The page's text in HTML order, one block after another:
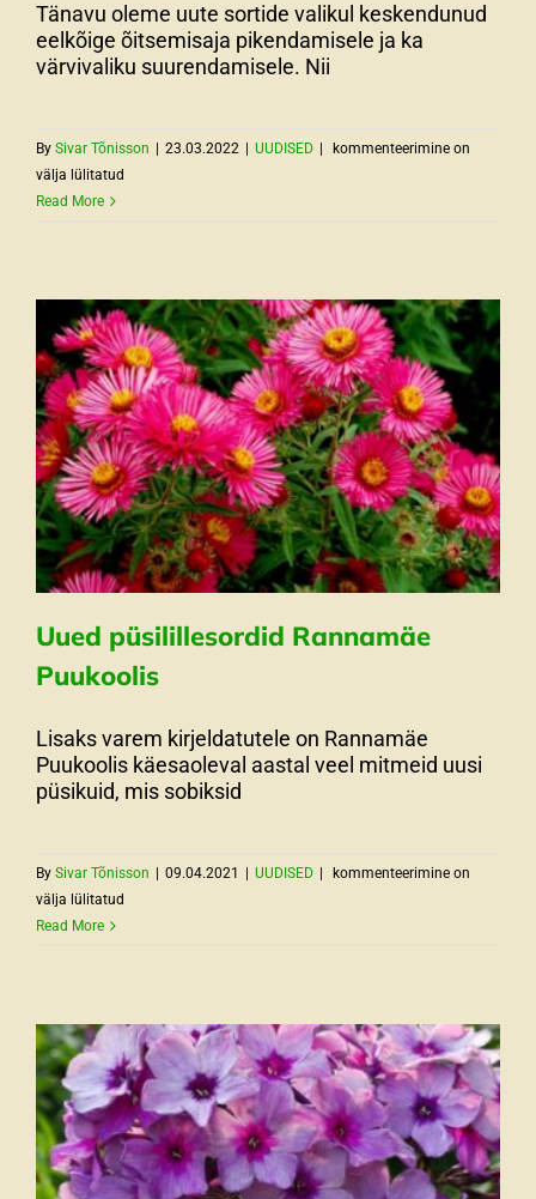
Tänavu oleme uute sortide valikul keskendunud
eelkõige õitsemisaja pikendamisele ja ka
värvivaliku suurendamisele. Nii
By Sivar Tõnisson 23.03.2022 UUDISED
Uued
kommenteerimine on
välja lülitatud
Read More
Uued püsilillesordid Rannamäe
Puukoolis
Lisaks varem kirjeldatutele on Rannamäe
Puukoolis käesaoleval aastal veel mitmeid uusi
püsikuid, mis sobiksid
By Sivar Tõnisson 09.04.2021 UUDISED
Uued
kommenteerimine on
välja lülitatud
Read More